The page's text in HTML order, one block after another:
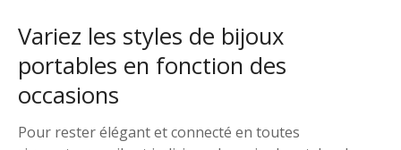
Variez les styles de bijoux
portables en fonction des
occasions
Pour rester élégant et connecté en toutes